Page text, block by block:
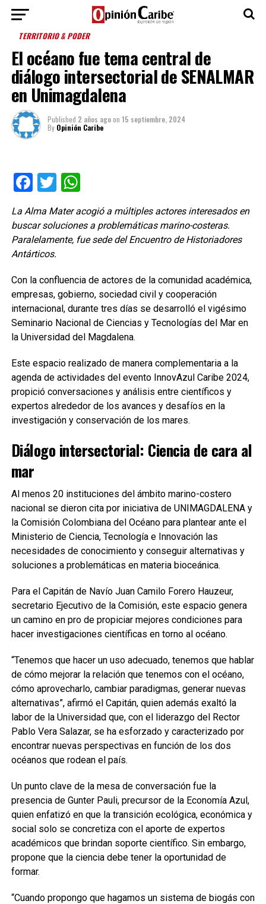
TERRITORIO & PODER
El océano fue tema central de
diálogo intersectorial de SENALMAR
en Unimagdalena
Published 2 años agoon 15 septiembre, 2024
By Opinión Caribe
Facebook
TwitterWhatsApp
La Alma Mater acogió a múltiples actores interesados en
buscar soluciones a problemáticas marino-costeras.
Paralelamente, fue sede del Encuentro de Historiadores
Antárticos.
Con la confluencia de actores de la comunidad académica,
empresas, gobierno, sociedad civil y cooperación
internacional, durante tres días se desarrolló el vigésimo
Seminario Nacional de Ciencias y Tecnologías del Mar en
la Universidad del Magdalena.
Este espacio realizado de manera complementaria a la
agenda de actividades del evento InnovAzul Caribe 2024,
propició conversaciones y análisis entre científicos y
expertos alrededor de los avances y desafíos en la
investigación y conservación de los mares.
Diálogo intersectorial: Ciencia de cara al
mar
Al menos 20 instituciones del ámbito marino-costero
nacional se dieron cita por iniciativa de UNIMAGDALENA y
la Comisión Colombiana del Océano para plantear ante el
Ministerio de Ciencia, Tecnología e Innovación las
necesidades de conocimiento y conseguir alternativas y
soluciones a problemáticas en materia bioceánica.
Para el Capitán de Navío Juan Camilo Forero Hauzeur,
secretario Ejecutivo de la Comisión, este espacio genera
un camino en pro de propiciar mejores condiciones para
hacer investigaciones científicas en torno al océano.
“Tenemos que hacer un uso adecuado, tenemos que hablar
de cómo mejorar la relación que tenemos con el océano,
cómo aprovecharlo, cambiar paradigmas, generar nuevas
alternativas”, afirmó el Capitán, quien además exaltó la
labor de la Universidad que, con el liderazgo del Rector
Pablo Vera Salazar, se ha esforzado y caracterizado por
encontrar nuevas perspectivas en función de los dos
océanos que rodean el país.
Un punto clave de la mesa de conversación fue la
presencia de Gunter Pauli, precursor de la Economía Azul,
quien enfatizó en que la transición ecológica, económica y
social solo se concretiza con el aporte de expertos
académicos que brindan soporte científico. Sin embargo,
propone que la ciencia debe tener la oportunidad de
formar.
“Cuando propongo que hagamos un sistema de biogás con